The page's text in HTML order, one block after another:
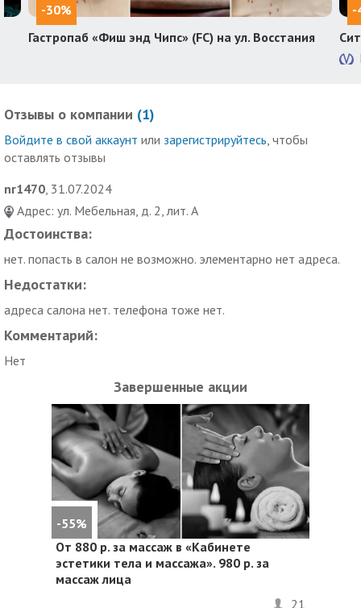
-30%
Гастропаб «Фиш энд Чипс» (FC) на ул. Восстания
-
Отзывы о компании (1)
Войдите в свой аккаунт или зарегистрируйтесь , чтобы
оставлять отзывы
nr1470 , 31.07.2024
Адрес: ул. Мебельная, д. 2, лит. А
Достоинства:
нет. попасть в салон не возможно. элементарно нет адреса.
Недостатки:
адреса салона нет. телефона тоже нет.
Комментарий:
Нет
Завершенные акции
-55%
От 880 р. за массаж в «Кабинете
эстетики тела и массажа». 980 р. за
массаж лица
21